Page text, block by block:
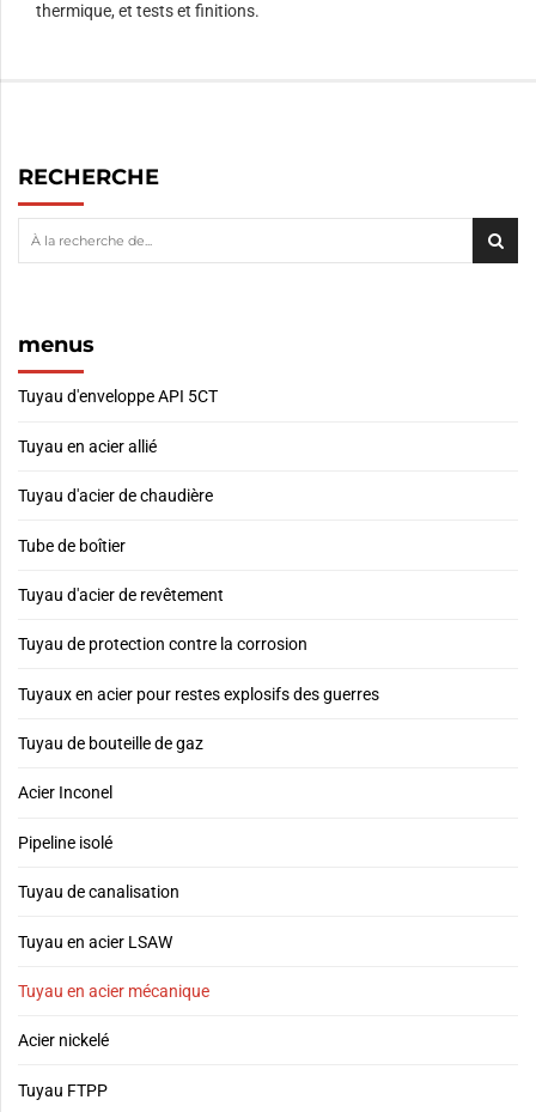
thermique, et tests et finitions.
RECHERCHE
menus
Tuyau d'enveloppe API 5CT
Tuyau en acier allié
Tuyau d'acier de chaudière
Tube de boîtier
Tuyau d'acier de revêtement
Tuyau de protection contre la corrosion
Tuyaux en acier pour restes explosifs des guerres
Tuyau de bouteille de gaz
Acier Inconel
Pipeline isolé
Tuyau de canalisation
Tuyau en acier LSAW
Tuyau en acier mécanique
Acier nickelé
Tuyau FTPP